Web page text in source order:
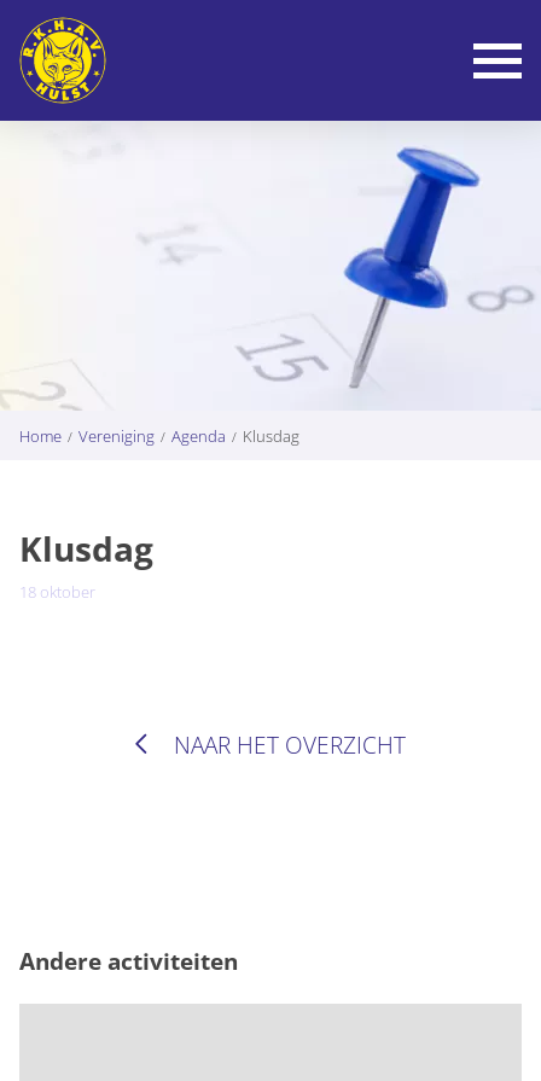
Home Vereniging Agenda Klusdag
Klusdag
18 oktober
NAAR HET OVERZICHT
Andere activiteiten